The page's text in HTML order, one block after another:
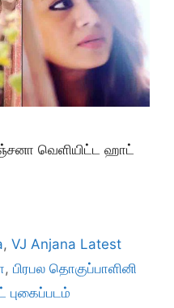
வெளியிட்ட ஹாட்
,VJ Anjana Latest
, பிரபல தொகுப்பாளினி